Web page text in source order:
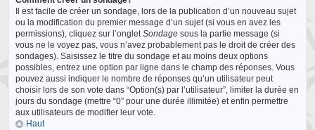
Il est facile de créer un sondage, lors de la publication d’un nouveau sujet
ou la modification du premier message d’un sujet (si vous en avez les
permissions), cliquez sur l’ongletSondage sous la partie message (si
vous ne le voyez pas, vous n’avez probablement pas le droit de créer des
sondages). Saisissez le titre du sondage et au moins deux options
possibles, entrez une option par ligne dans le champ des réponses. Vous
pouvez aussi indiquer le nombre de réponses qu’un utilisateur peut
choisir lors de son vote dans “Option(s) par l’utilisateur”, limiter la durée en
jours du sondage (mettre “0” pour une durée illimitée) et enfin permettre
aux utilisateurs de modifier leur vote.
Haut